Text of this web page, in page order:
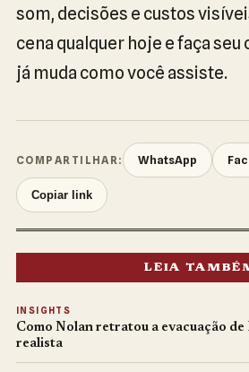
som, decisões e custos
cena qualquer hoje e faça seu
já muda como você assiste.
COMPARTILHAR: WhatsApp
Copiar link
LEIA
INSIGHTS
Como Nolan retratou a evacuação
realista